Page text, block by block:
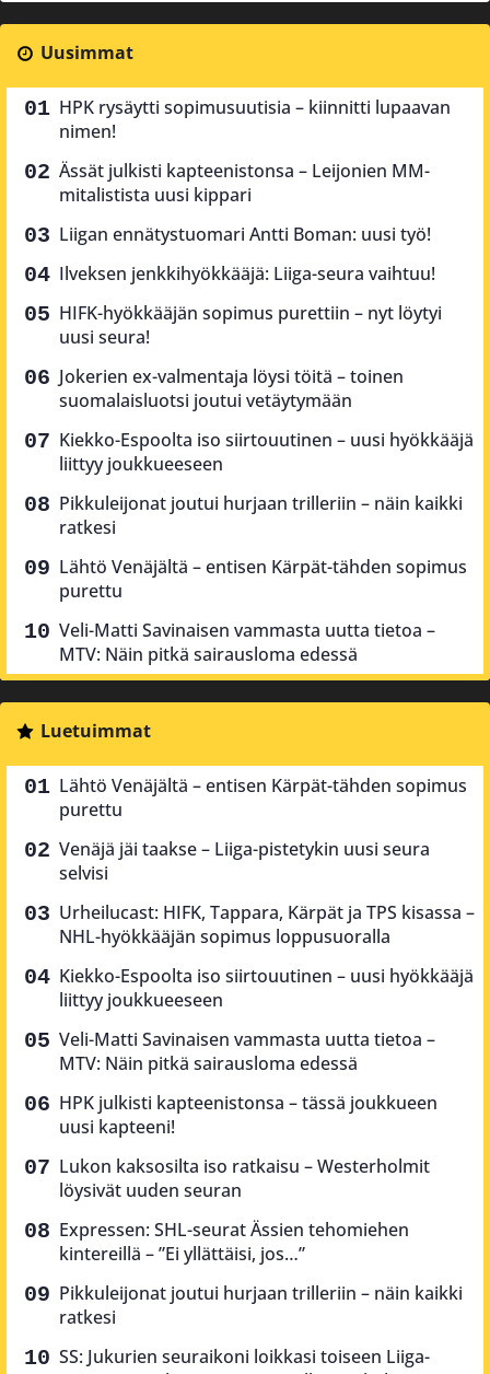
Uusimmat
HPK rysäytti sopimusuutisia – kiinnitti lupaavan
nimen!
Ässät julkisti kapteenistonsa – Leijonien MM-
mitalistista uusi kippari
Liigan ennätystuomari Antti Boman: uusi työ!
Ilveksen jenkkihyökkääjä: Liiga-seura vaihtuu!
HIFK-hyökkääjän sopimus purettiin – nyt löytyi
uusi seura!
Jokerien ex-valmentaja löysi töitä – toinen
suomalaisluotsi joutui vetäytymään
Kiekko-Espoolta iso siirtouutinen – uusi hyökkääjä
liittyy joukkueeseen
Pikkuleijonat joutui hurjaan trilleriin – näin kaikki
ratkesi
Lähtö Venäjältä – entisen Kärpät-tähden sopimus
purettu
Veli-Matti Savinaisen vammasta uutta tietoa –
MTV: Näin pitkä sairausloma edessä
Luetuimmat
Lähtö Venäjältä – entisen Kärpät-tähden sopimus
purettu
Venäjä jäi taakse – Liiga-pistetykin uusi seura
selvisi
Urheilucast: HIFK, Tappara, Kärpät ja TPS kisassa –
NHL-hyökkääjän sopimus loppusuoralla
Kiekko-Espoolta iso siirtouutinen – uusi hyökkääjä
liittyy joukkueeseen
Veli-Matti Savinaisen vammasta uutta tietoa –
MTV: Näin pitkä sairausloma edessä
HPK julkisti kapteenistonsa – tässä joukkueen
uusi kapteeni!
Lukon kaksosilta iso ratkaisu – Westerholmit
löysivät uuden seuran
Expressen: SHL-seurat Ässien tehomiehen
kintereillä – ”Ei yllättäisi, jos…”
Pikkuleijonat joutui hurjaan trilleriin – näin kaikki
ratkesi
SS: Jukurien seuraikoni loikkasi toiseen Liiga-